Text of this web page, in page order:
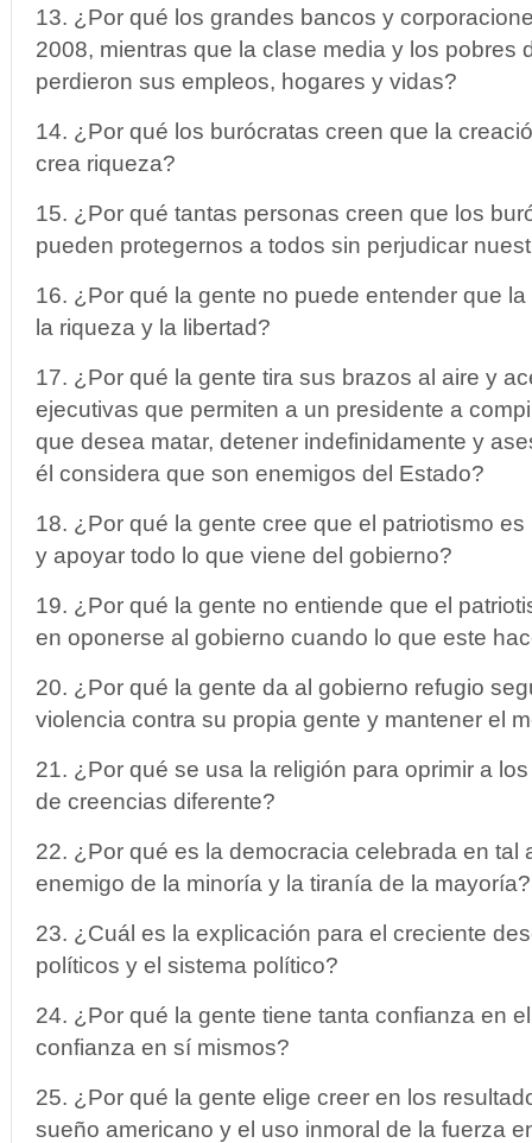
13. ¿Por qué los grandes bancos y
2008, mientras que la clase media y los pobres
perdieron sus empleos, hogares y vidas?
14. ¿Por qué los burócratas creen que la
crea riqueza?
15. ¿Por qué tantas personas creen que los
pueden protegernos a todos sin perjudicar
16. ¿Por qué la gente no puede entender que
la riqueza y la libertad?
17. ¿Por qué la gente tira sus brazos al aire y
ejecutivas que permiten a un presidente a
que desea matar, detener indefinidamente y
él considera que son enemigos del Estado?
18. ¿Por qué la gente cree que el patriotismo
y apoyar todo lo que viene del gobierno?
19. ¿Por qué la gente no entiende que el
en oponerse al gobierno cuando lo que este
20. ¿Por qué la gente da al gobierno refugio
violencia contra su propia gente y mantener el
21. ¿Por qué se usa la religión para oprimir a
de creencias diferente?
22. ¿Por qué es la democracia celebrada en tal
enemigo de la minoría y la tiranía de la mayoría?
23. ¿Cuál es la explicación para el creciente
políticos y el sistema político?
24. ¿Por qué la gente tiene tanta confianza en
confianza en sí mismos?
25. ¿Por qué la gente elige creer en los
sueño americano y el uso inmoral de la fuerza